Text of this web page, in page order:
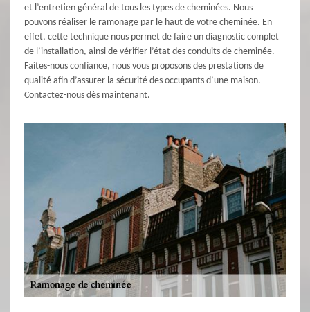
et l’entretien général de tous les types de cheminées. Nous
pouvons réaliser le ramonage par le haut de votre cheminée. En
effet, cette technique nous permet de faire un diagnostic complet
de l’installation, ainsi de vérifier l’état des conduits de cheminée.
Faites-nous confiance, nous vous proposons des prestations de
qualité afin d’assurer la sécurité des occupants d’une maison.
Contactez-nous dès maintenant.